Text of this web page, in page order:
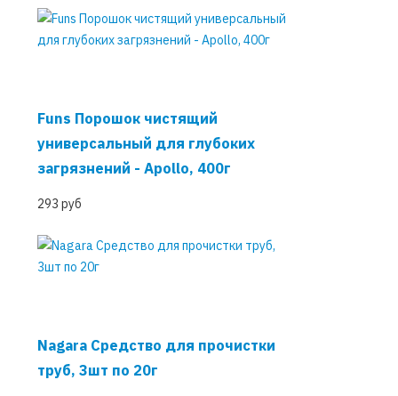
Funs Порошок чистящий
универсальный для глубоких
загрязнений - Apollo, 400г
293 руб
Nagara Средство для прочистки
труб, 3шт по 20г